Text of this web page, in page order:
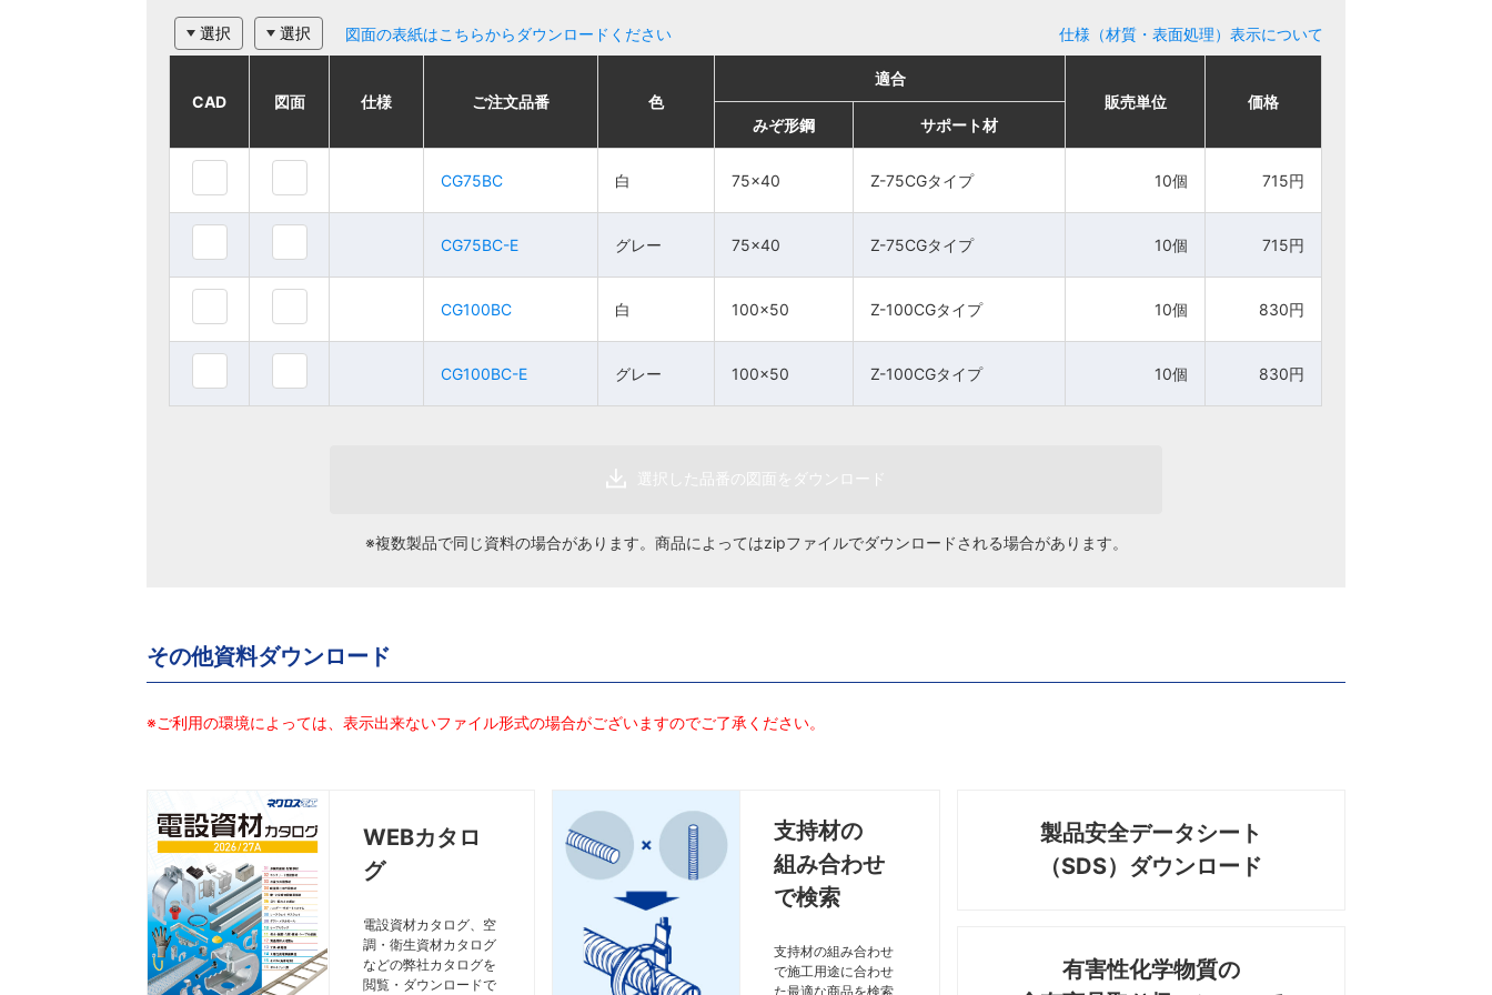
選択 選択 図面の表紙はこちらからダウンロードください 仕様（材質・表面処理）表示について
CAD 図面 ご注文品番 色
販売単位
価格
CG75BC 715円
グ
Z-75CGタ
イプ
CG100BC 白 100×50 10個 830円
グ
CAD 図面 仕様 ご注文品番 色
適合
販売単位
価格
みぞ形鋼
サポート材
CG75BC 白 75×40 Z-75CGタイプ 10個 715円
CG75BC-E グレー 75×40 Z-75CGタイプ 10個 715円
CG100BC 白 100×50 Z-100CGタイプ 10個 830円
CG100BC-E グレー 100×50 Z-100CGタイプ 10個 830円
CAD 図面 ご注文品番 色
販売単位
価格
CG75BC 715円
グ
Z-75CGタ
イプ
CG100BC 白 100×50 10個 830円
グ
CAD 図面 仕様 ご注文品番 色
適合
販売単位
価格
みぞ形鋼
サポート材
CG75BC 白 75×40 Z-75CGタイプ 10個 715円
CG75BC-E グレー 75×40 Z-75CGタイプ 10個 715円
CG100BC 白 100×50 Z-100CGタイプ 10個 830円
CG100BC-E グレー 100×50 Z-100CGタイプ 10個 830円
選択した品番の図面をダウンロード
※複数製品で同じ資料の場合があります。商品によってはzipファイルでダウンロードされる場合があります。
その他資料ダウンロード
※ご利用の環境によっては、表示出来ないファイル形式の場合がございますのでご了承ください。
WEBカタロ
グ
電設資材カタログ、空
調・衛生資材カタログ
などの弊社カタログを
閲覧・ダウンロードで
支持材の
組み合わせ
で検索
支持材の組み合わせ
で施工用途に合わせ
た最適な商品を検索
製品安全データシート
（SDS）ダウンロード
有害性化学物質の